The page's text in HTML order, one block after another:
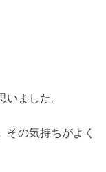
ました。
その気持ちがよく